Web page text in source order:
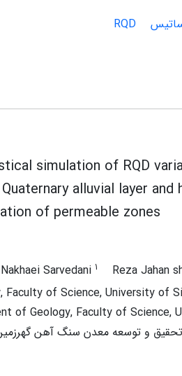
RQD
simulation of RQD
alluvial layer
of permeable zones
Sarvedani 1 Reza Jahan
Faculty of Science, University of
of Geology, Faculty of Science,
و توسعه معدن سنگ آهن